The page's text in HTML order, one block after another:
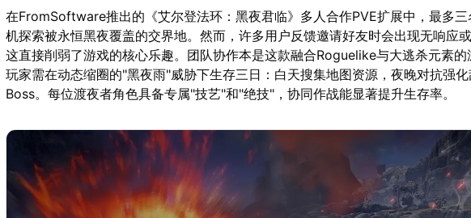
在FromSoftware推出的《艾尔登法环：黑夜君临》多人合作PVE扩展中，最多
机探索被永恒黑夜覆盖的交界地。然而，许多用户反馈邀请好友时会出现无响应
这直接削弱了游戏的核心乐趣。团队协作本是这款融合Roguelike与大逃杀元素的
玩家需在动态缩圈的"黑夜雨"威胁下生存三日：白天搜集地图资源，夜晚对抗强
Boss。每位渡夜者角色具备专属"技艺"和"绝技"，协同作战能显著提升生存率。